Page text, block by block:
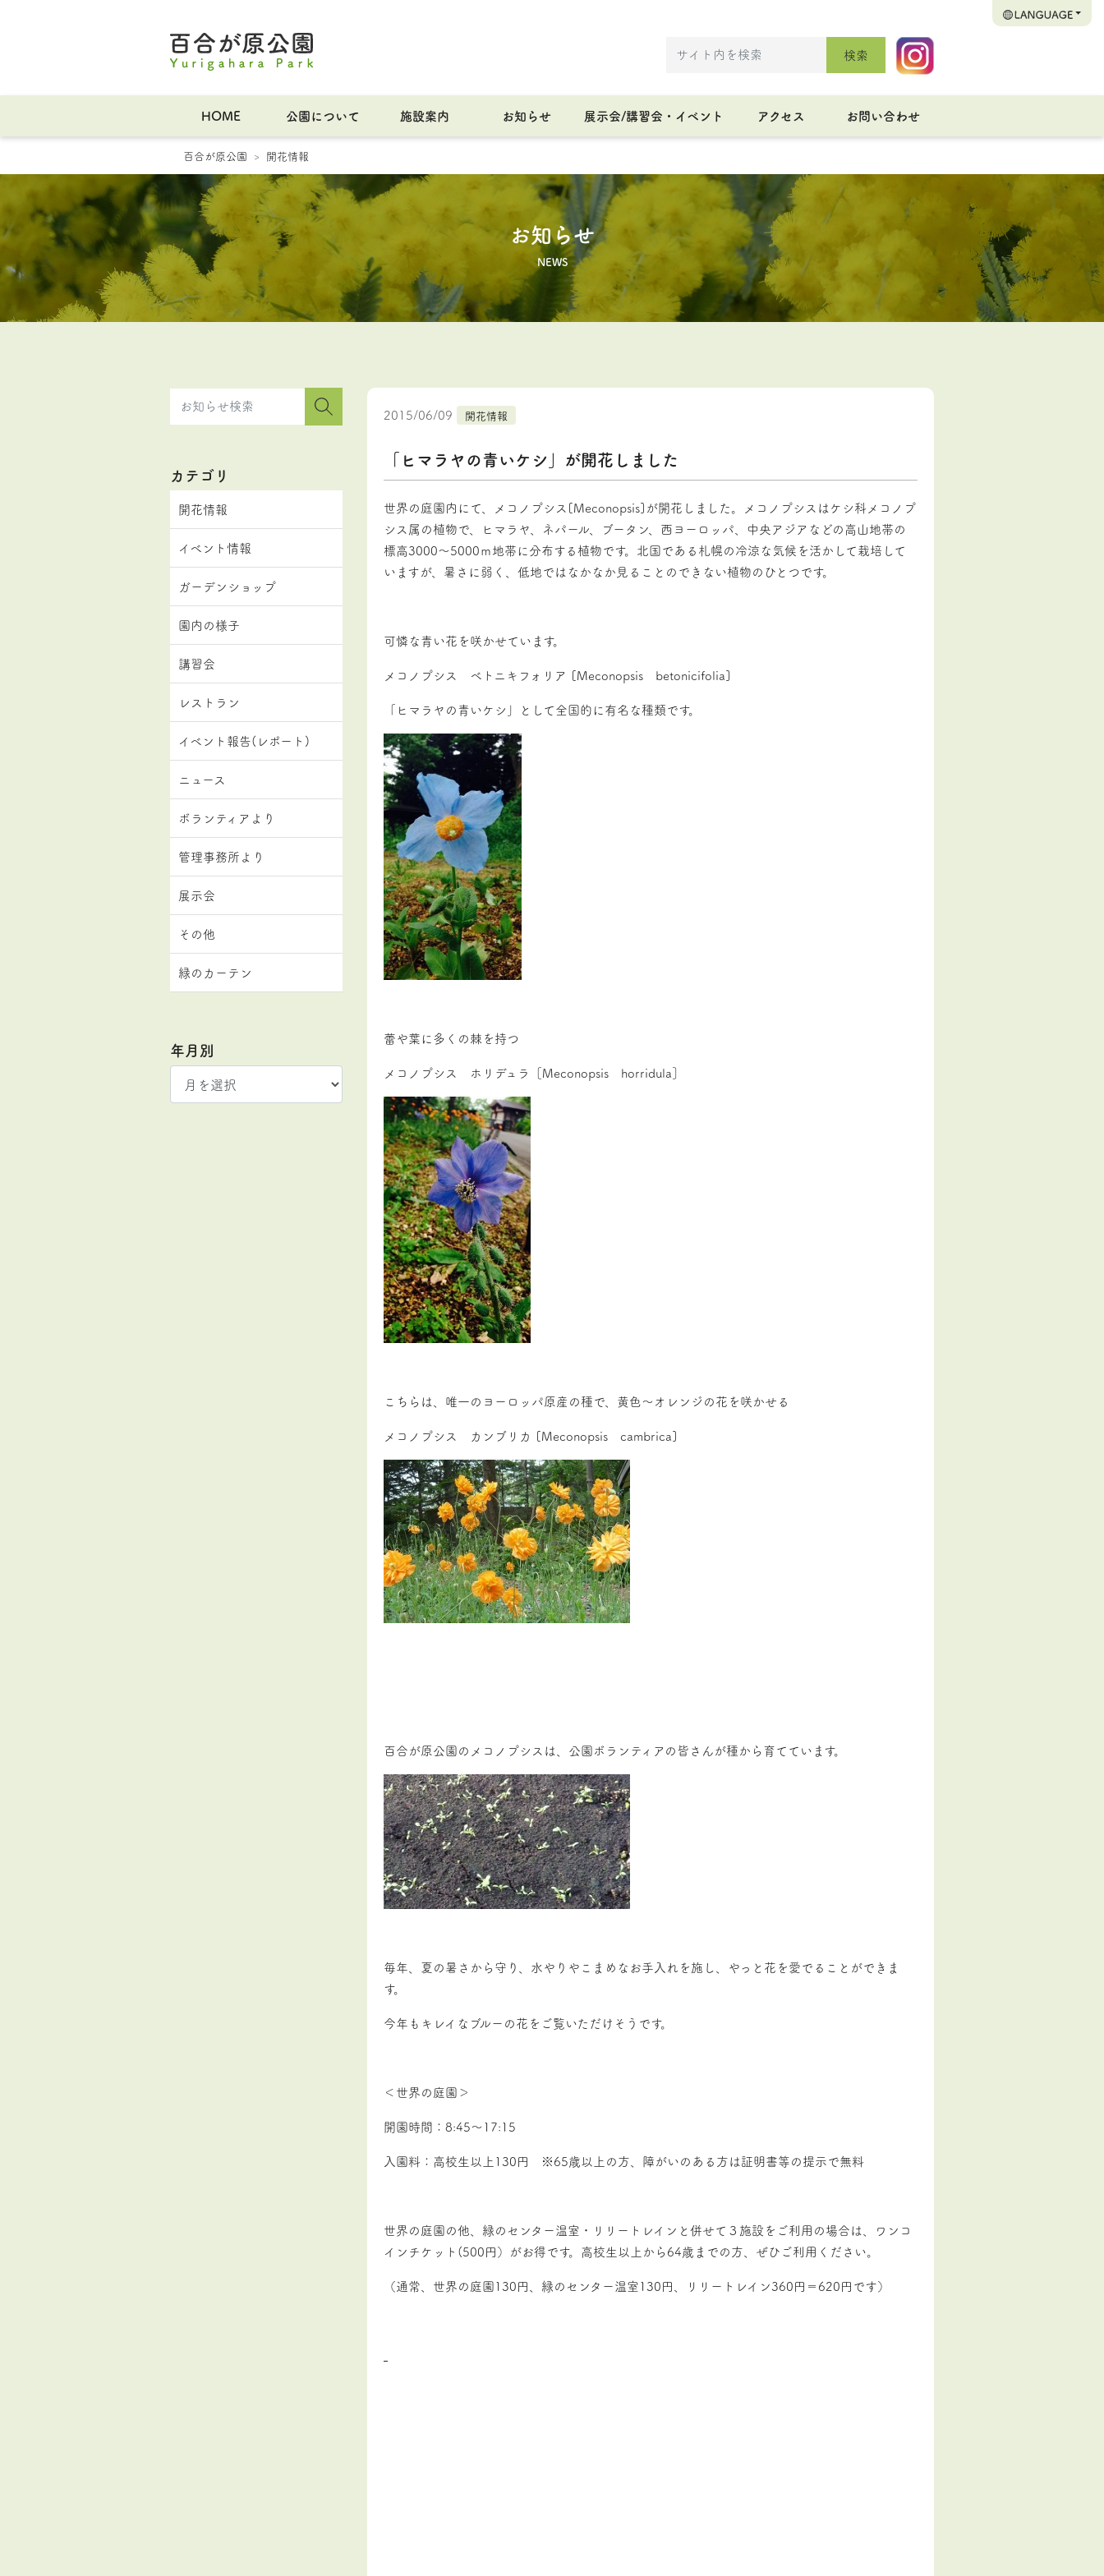
検索
HOME 公園について 施設案内 お知らせ 展示会/講習会・イベント アクセス お問い合わせ
百合が原公園 開花情報
お知らせ
NEWS
2015/06/09 開花情報
「ヒマラヤの青いケシ」が開花しました
世界の庭園内にて、メコノプシス[Meconopsis]が開花しました。メコノプシスはケシ科メコノプ
シス属の植物で、ヒマラヤ、ネパール、ブータン、西ヨーロッパ、中央アジアなどの高山地帯の
標高3000～5000ｍ地帯に分布する植物です。北国である札幌の冷涼な気候を活かして栽培して
いますが、暑さに弱く、低地ではなかなか見ることのできない植物のひとつです。
可憐な青い花を咲かせています。
メコノプシス ベトニキフォリア [Meconopsis betonicifolia]
「ヒマラヤの青いケシ」として全国的に有名な種類です。
蕾や葉に多くの棘を持つ
メコノプシス ホリデュラ［Meconopsis horridula］
こちらは、唯一のヨーロッパ原産の種で、黄色～オレンジの花を咲かせる
メコノプシス カンブリカ [Meconopsis cambrica]
百合が原公園のメコノプシスは、公園ボランティアの皆さんが種から育てています。
毎年、夏の暑さから守り、水やりやこまめなお手入れを施し、やっと花を愛でることができま
す。
今年もキレイなブルーの花をご覧いただけそうです。
＜世界の庭園＞
開園時間：8:45～17:15
入園料：高校生以上130円 ※65歳以上の方、障がいのある方は証明書等の提示で無料
世界の庭園の他、緑のセンター温室・リリートレインと併せて３施設をご利用の場合は、ワンコ
インチケット(500円）がお得です。高校生以上から64歳までの方、ぜひご利用ください。
（通常、世界の庭園130円、緑のセンター温室130円、リリートレイン360円＝620円です）
カテゴリ
開花情報
イベント情報
ガーデンショップ
園内の様子
講習会
レストラン
イベント報告(レポート)
ニュース
ボランティアより
管理事務所より
展示会
その他
緑のカーテン
年月別